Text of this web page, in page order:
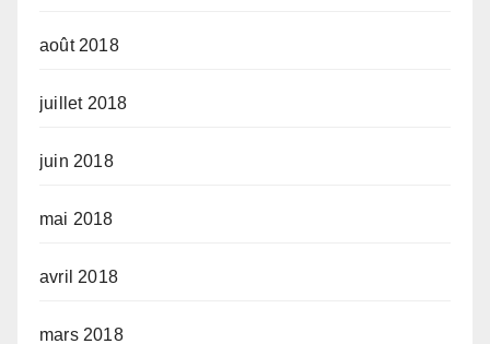
août 2018
juillet 2018
juin 2018
mai 2018
avril 2018
mars 2018